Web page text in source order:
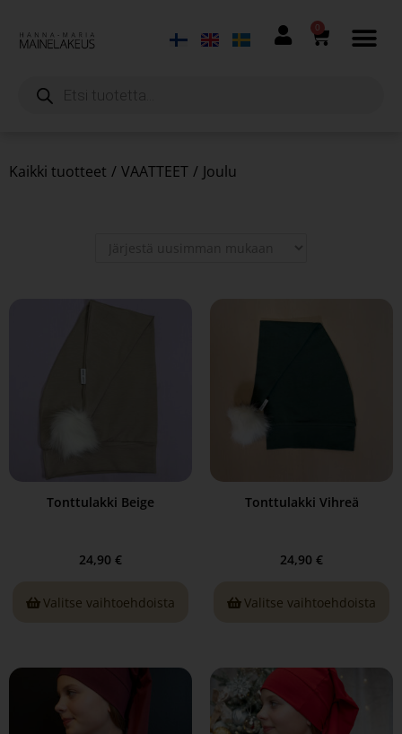
0
Kaikki tuotteet / VAATTEET / Joulu
Tonttulakki Beige
24,90 €
Valitse vaihtoehdoista
Tonttulakki Vihreä
24,90 €
Valitse vaihtoehdoista